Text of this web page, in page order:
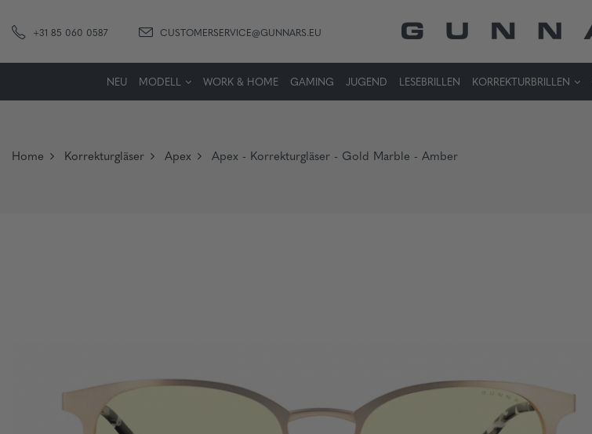
+31 85 060 0587 CUSTOMERSERVICE@GUNNARS.EU
NEU MODELL WORK & HOME GAMING JUGEND LESEBRILLEN KORREKTURBRILLEN
Home Korrekturgläser Apex Apex - Korrekturgläser - Gold Marble - Amber